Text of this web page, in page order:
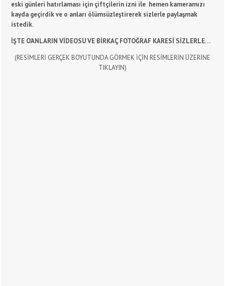
eski günleri hatırlaması için çiftçilerin izni ile hemen kameramızı
kayda geçirdik ve o anları ölümsüzleştirerek sizlerle paylaşmak
istedik.
İŞTE O’ANLARIN VİDEOSU VE BİRKAÇ FOTOĞRAF KARESİ SİZLERLE…
(RESİMLERİ GERÇEK BOYUTUNDA GÖRMEK İÇİN RESİMLERİN ÜZERİNE
TIKLAYIN)